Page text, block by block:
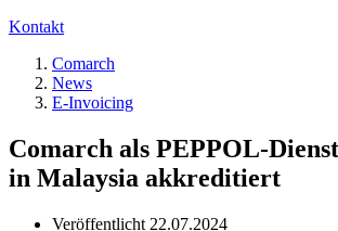
Kontakt
Comarch
News
E-Invoicing
Comarch als PEPPOL-
in Malaysia akkreditiert
Veröffentlicht 22.07.2024